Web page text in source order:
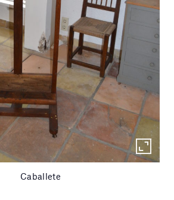
Caballete